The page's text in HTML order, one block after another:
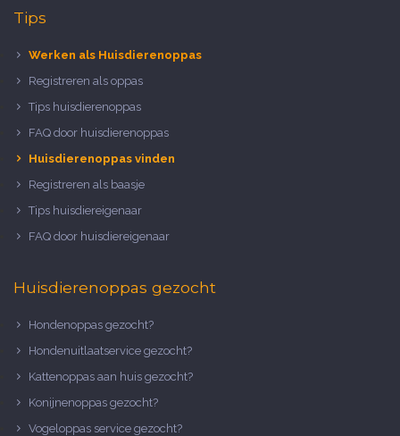
Tips
Werken als Huisdierenoppas
Registreren als oppas
Tips huisdierenoppas
FAQ door huisdierenoppas
Huisdierenoppas vinden
Registreren als baasje
Tips huisdiereigenaar
FAQ door huisdiereigenaar
Huisdierenoppas gezocht
Hondenoppas gezocht?
Hondenuitlaatservice gezocht?
Kattenoppas aan huis gezocht?
Konijnenoppas gezocht?
Vogeloppas service gezocht?